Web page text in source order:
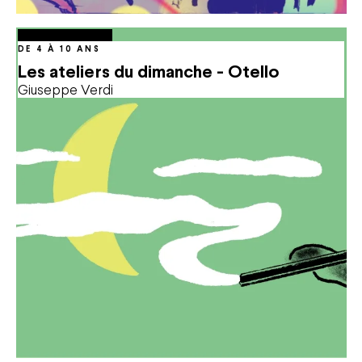
Les ateliers du dimanche - Otello
Giuseppe Verdi
DE 4 À 10 ANS
octobre